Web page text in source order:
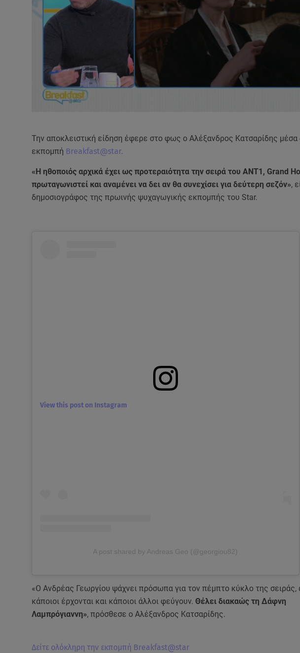
Την αποκλειστική είδηση έφερε στο φως ο Αλέξανδρος Κατσαρίδης μέσα
εκπομπή Breakfast@star.
«Η ηθοποιός αρχικά έχει ως προτεραιότητα την σειρά του ΑΝΤ1, Grand
πρωταγωνιστεί και αναμένει να δει αν θα συνεχίσει για δεύτερη σεζόν»,
δημοσιογράφος της πρωινής ψυχαγωγικής εκπομπής του Star.
View this post on Instagram
A post shared by Andreas Geo (@georgiou82)
«Ο Ανδρέας Γεωργίου ψάχνει πρόσωπα για τον πέμπτο κύκλο της σειράς,
κάποιοι έρχονται και κάποιοι άλλοι φεύγουν. Θέλει διακαώς τη Δάφνη
Λαμπρόγιαννη», πρόσθεσε ο Αλέξανδρος Κατσαρίδης.
Δείτε ολόκληρη την εκπομπή Breakfast@star